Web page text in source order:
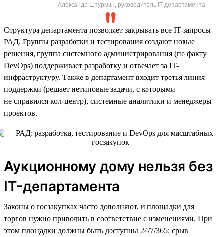
Александр Штурмин, руководитель IT-департамента
Структура департамента позволяет закрывать все IT-запросы
РАД. Группы разработки и тестирования создают новые
решения, группа системного администрирования (по факту
DevOps) поддерживает разработку и отвечает за IT-
инфраструктуру. Также в департамент входит третья линия
поддержки (решает нетиповые задачи, с которыми
не справился кол-центр), системные аналитики и менеджеры
проектов.
Аукционному дому нельзя без
IT-департамента
Законы о госзакупках часто дополняют, и площадки для
торгов нужно приводить в соответствие с изменениями. При
этом площадки должны быть доступны 24/7/365: срыв